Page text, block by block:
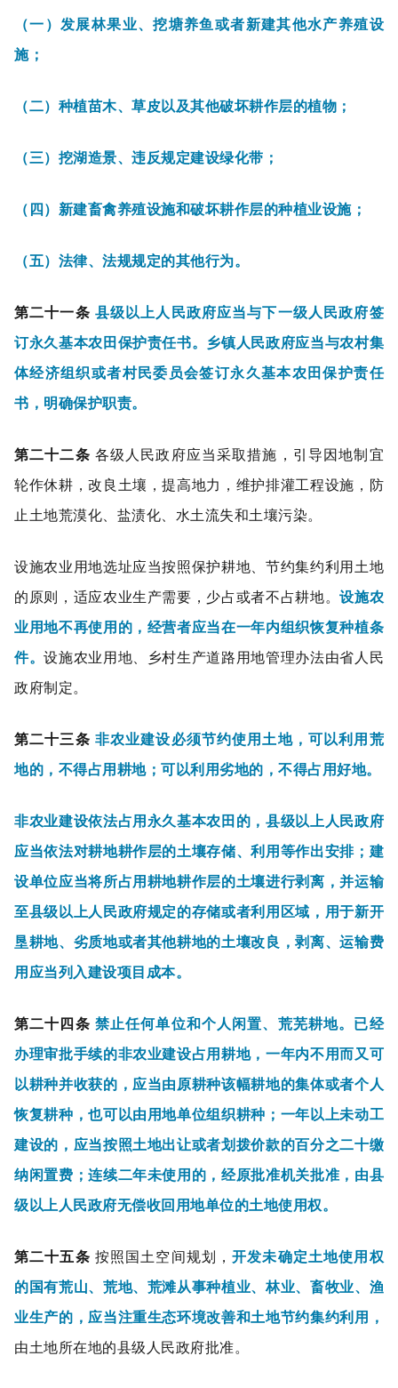
（一）发展林果业、挖塘养鱼或者新建其他水产养殖设
施；
（二）种植苗木、草皮以及其他破坏耕作层的植物；
（三）挖湖造景、违反规定建设绿化带；
（四）新建畜禽养殖设施和破坏耕作层的种植业设施；
（五）法律、法规规定的其他行为。
第二十一条 县级以上人民政府应当与下一级人民政府签
订永久基本农田保护责任书。乡镇人民政府应当与农村集
体经济组织或者村民委员会签订永久基本农田保护责任
书，明确保护职责。
第二十二条 各级人民政府应当采取措施，引导因地制宜
轮作休耕，改良土壤，提高地力，维护排灌工程设施，防
止土地荒漠化、盐渍化、水土流失和土壤污染。
设施农业用地选址应当按照保护耕地、节约集约利用土地
的原则，适应农业生产需要，少占或者不占耕地。设施农
业用地不再使用的，经营者应当在一年内组织恢复种植条
件。设施农业用地、乡村生产道路用地管理办法由省人民
政府制定。
第二十三条 非农业建设必须节约使用土地，可以利用荒
地的，不得占用耕地；可以利用劣地的，不得占用好地。
非农业建设依法占用永久基本农田的，县级以上人民政府
应当依法对耕地耕作层的土壤存储、利用等作出安排；建
设单位应当将所占用耕地耕作层的土壤进行剥离，并运输
至县级以上人民政府规定的存储或者利用区域，用于新开
垦耕地、劣质地或者其他耕地的土壤改良，剥离、运输费
用应当列入建设项目成本。
第二十四条 禁止任何单位和个人闲置、荒芜耕地。已经
办理审批手续的非农业建设占用耕地，一年内不用而又可
以耕种并收获的，应当由原耕种该幅耕地的集体或者个人
恢复耕种，也可以由用地单位组织耕种；一年以上未动工
建设的，应当按照土地出让或者划拨价款的百分之二十缴
纳闲置费；连续二年未使用的，经原批准机关批准，由县
级以上人民政府无偿收回用地单位的土地使用权。
第二十五条 按照国土空间规划，开发未确定土地使用权
的国有荒山、荒地、荒滩从事种植业、林业、畜牧业、渔
业生产的，应当注重生态环境改善和土地节约集约利用，
由土地所在地的县级人民政府批准。